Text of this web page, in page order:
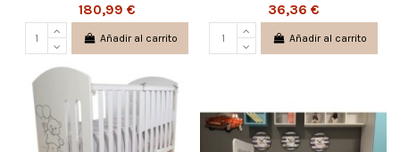
180,99 €
Añadir al carrito
36,36 €
Añadir al carrito